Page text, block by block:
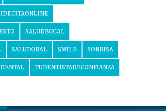
SALUDBUCAL
SALUDORAL SMILE SONRISA
TUDENTISTADECONFIANZA